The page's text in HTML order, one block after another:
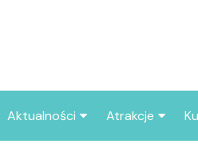
Aktualności Atrakcje